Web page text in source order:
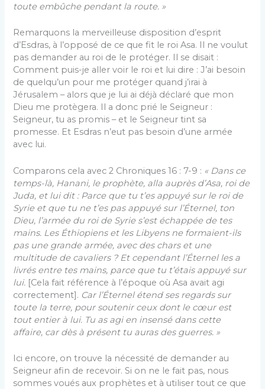
toute embûche pendant la route. »
Remarquons la merveilleuse disposition d’esprit
d’Esdras, à l’opposé de ce que fit le roi Asa. Il ne voulut
pas demander au roi de le protéger. Il se disait :
Comment puis-je aller voir le roi et lui dire : J’ai besoin
de quelqu’un pour me protéger quand j’irai à
Jérusalem – alors que je lui ai déjà déclaré que mon
Dieu me protègera. Il a donc prié le Seigneur :
Seigneur, tu as promis – et le Seigneur tint sa
promesse. Et Esdras n’eut pas besoin d’une armée
avec lui.
Comparons cela avec 2 Chroniques 16 : 7-9 : « Dans ce
temps-là, Hanani, le prophète, alla auprès d’Asa, roi de
Juda, et lui dit : Parce que tu t’es appuyé sur le roi de
Syrie et que tu ne t’es pas appuyé sur l’Éternel, ton
Dieu, l’armée du roi de Syrie s’est échappée de tes
mains. Les Éthiopiens et les Libyens ne formaient-ils
pas une grande armée, avec des chars et une
multitude de cavaliers ? Et cependant l’Éternel les a
livrés entre tes mains, parce que tu t’étais appuyé sur
lui. [Cela fait référence à l’époque où Asa avait agi
correctement]. Car l’Éternel étend ses regards sur
toute la terre, pour soutenir ceux dont le cœur est
tout entier à lui. Tu as agi en insensé dans cette
affaire, car dès à présent tu auras des guerres. »
Ici encore, on trouve la nécessité de demander au
Seigneur afin de recevoir. Si on ne le fait pas, nous
sommes voués aux prophètes et à utiliser tout ce que